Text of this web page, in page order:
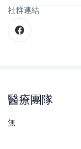
社群連結
醫療團隊
無